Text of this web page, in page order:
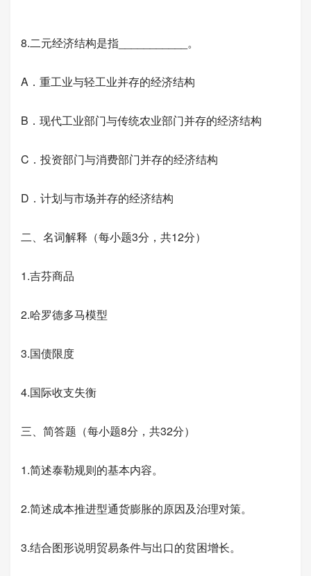
8.二元经济结构是指___________。
A．重工业与轻工业并存的经济结构
B．现代工业部门与传统农业部门并存的经济结构
C．投资部门与消费部门并存的经济结构
D．计划与市场并存的经济结构
二、名词解释（每小题3分，共12分）
1.吉芬商品
2.哈罗德多马模型
3.国债限度
4.国际收支失衡
三、简答题（每小题8分，共32分）
1.简述泰勒规则的基本内容。
2.简述成本推进型通货膨胀的原因及治理对策。
3.结合图形说明贸易条件与出口的贫困增长。